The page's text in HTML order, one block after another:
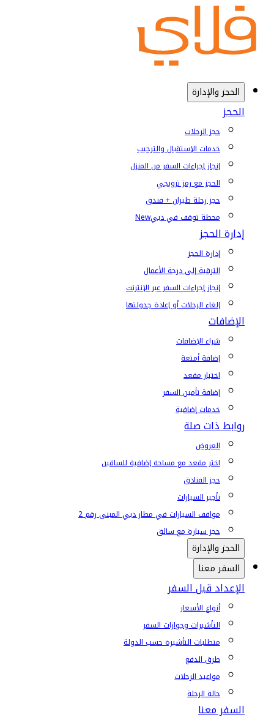
الحجز والإدارة
الحجز
حجز الرحلات
خدمات الإستقبال والترحيب
إنجاز إجراءات السفر من المنزل
الحجز مع رمز ترويجي
حجز رحلة طيران + فندق
محطة توقف في دبيNew
إدارة الحجز
إدارة الحجز
الترقية إلى درجة الأعمال
إنجاز إجراءات السفر عبر الإنترنت
إلغاء الرحلات أو إعادة جدولتها
الإضافات
شراء الإضافات
إضافة أمتعة
اختيار مقعد
إضافة تأمين السفر
خدمات إضافية
روابط ذات صلة
العروض
اختر مقعد مع مساحة إضافية للساقين
حجز الفنادق
تأجير السيارات
مواقف السيارات في مطار دبي المبنى رقم 2
حجز سيارة مع سائق
الحجز والإدارة
السفر معنا
الإعداد قبل السفر
أنواع الأسعار
التأشيرات وجوازات السفر
متطلبات التأشيرة حسب الدولة
طرق الدفع
مواعيد الرحلات
حالة الرحلة
السفر معنا